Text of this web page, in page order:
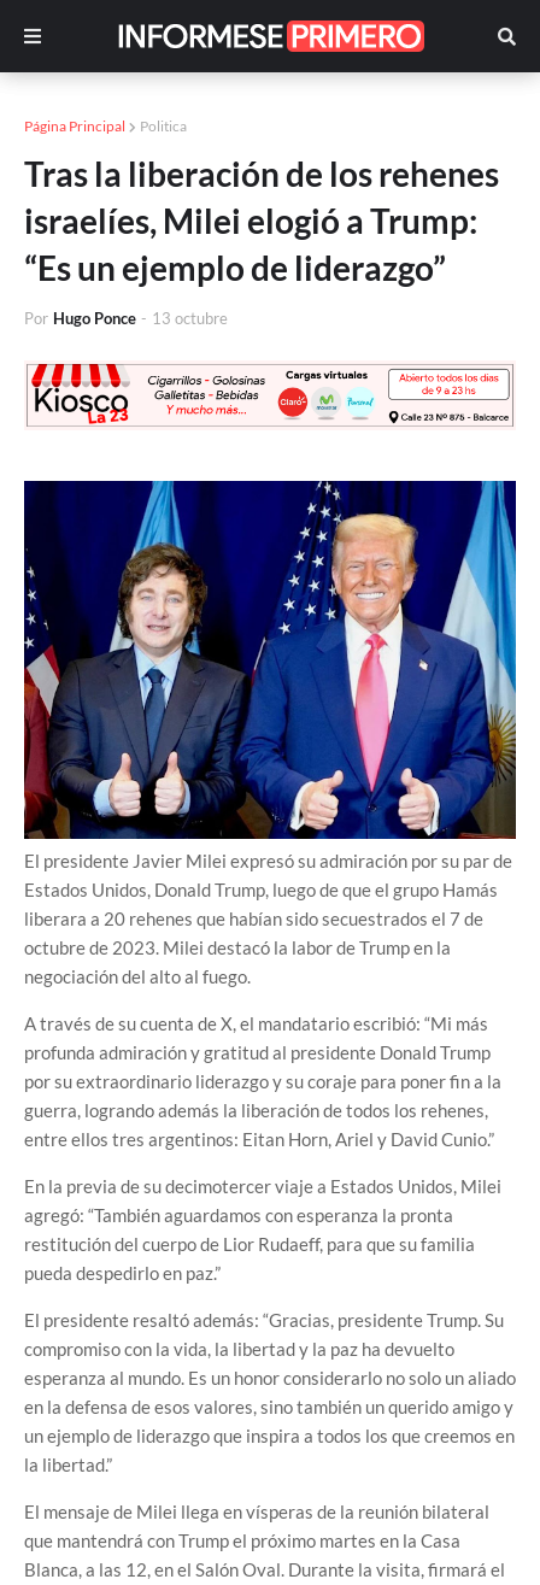
Página Principal Politica
Tras la liberación de los rehenes
israelíes, Milei elogió a Trump:
“Es un ejemplo de liderazgo”
Por Hugo Ponce - 13 octubre
El presidente Javier Milei expresó su admiración por su par de
Estados Unidos, Donald Trump, luego de que el grupo Hamás
liberara a 20 rehenes que habían sido secuestrados el 7 de
octubre de 2023. Milei destacó la labor de Trump en la
negociación del alto al fuego.
A través de su cuenta de X, el mandatario escribió: “Mi más
profunda admiración y gratitud al presidente Donald Trump
por su extraordinario liderazgo y su coraje para poner fin a la
guerra, logrando además la liberación de todos los rehenes,
entre ellos tres argentinos: Eitan Horn, Ariel y David Cunio.”
En la previa de su decimotercer viaje a Estados Unidos, Milei
agregó: “También aguardamos con esperanza la pronta
restitución del cuerpo de Lior Rudaeff, para que su familia
pueda despedirlo en paz.”
El presidente resaltó además: “Gracias, presidente Trump. Su
compromiso con la vida, la libertad y la paz ha devuelto
esperanza al mundo. Es un honor considerarlo no solo un aliado
en la defensa de esos valores, sino también un querido amigo y
un ejemplo de liderazgo que inspira a todos los que creemos en
la libertad.”
El mensaje de Milei llega en vísperas de la reunión bilateral
que mantendrá con Trump el próximo martes en la Casa
Blanca, a las 12, en el Salón Oval. Durante la visita, firmará el